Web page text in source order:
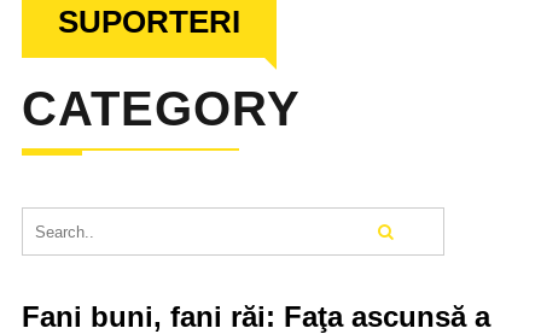
SUPORTERI
CATEGORY
Fani buni, fani răi: Faţa ascunsă a